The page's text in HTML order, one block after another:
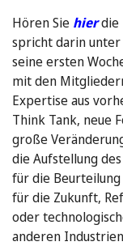
Hören Sie hierdie
spricht darin unter
seine ersten
mit den
Expertise aus
Think Tank, neue
große
die Aufstellung
für die
für die Zukunft,
oder
anderen